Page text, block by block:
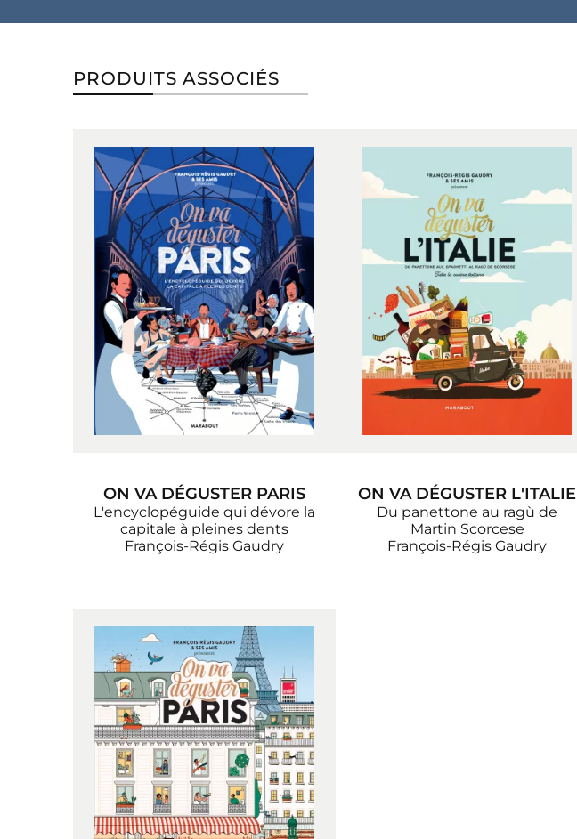
PRODUITS ASSOCIÉS
ON VA DÉGUSTER PARIS
L'encyclopéguide qui dévore la
capitale à pleines dents
François-Régis Gaudry
ON VA DÉGUSTER L'ITALIE
Du panettone au ragù de
Martin Scorcese
François-Régis Gaudry